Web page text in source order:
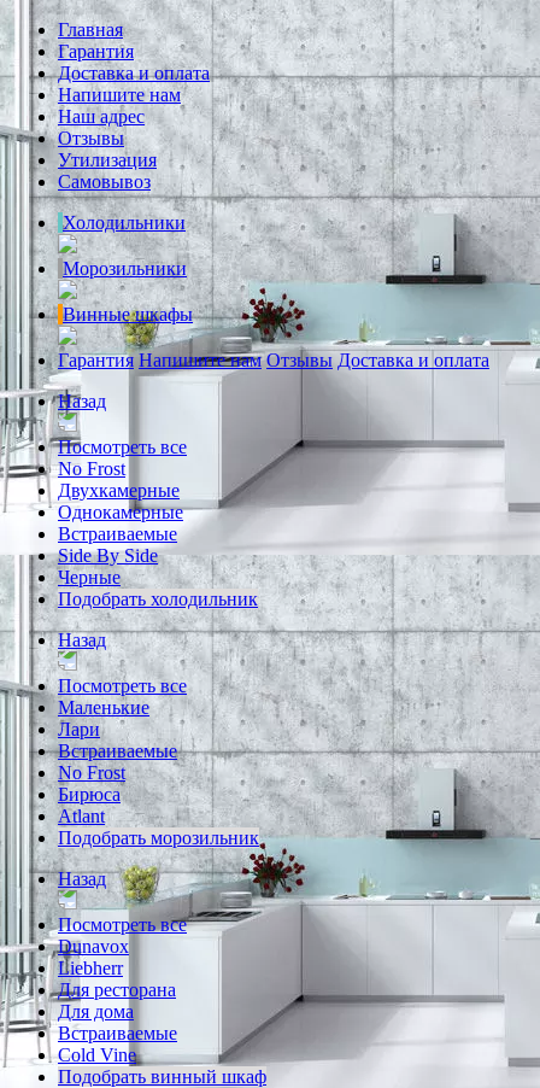
Главная
Гарантия
Доставка и оплата
Напишите нам
Наш адрес
Отзывы
Утилизация
Самовывоз
Холодильники
Морозильники
Винные шкафы
Гарантия Напишите нам Отзывы Доставка и оплата
Назад
Посмотреть все
No Frost
Двухкамерные
Однокамерные
Встраиваемые
Side By Side
Черные
Подобрать холодильник
Назад
Посмотреть все
Маленькие
Лари
Встраиваемые
No Frost
Бирюса
Atlant
Подобрать морозильник
Назад
Посмотреть все
Dunavox
Liebherr
Для ресторана
Для дома
Встраиваемые
Cold Vine
Подобрать винный шкаф